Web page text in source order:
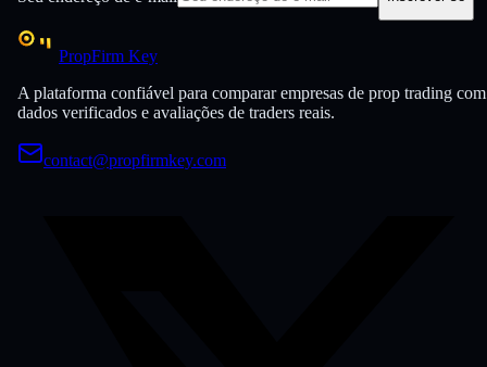
PropFirm Key
A plataforma confiável para comparar empresas de prop trading com
dados verificados e avaliações de traders reais.
contact@propfirmkey.com